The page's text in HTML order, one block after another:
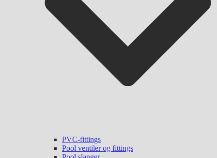
PVC-fittings
Pool ventiler og fittings